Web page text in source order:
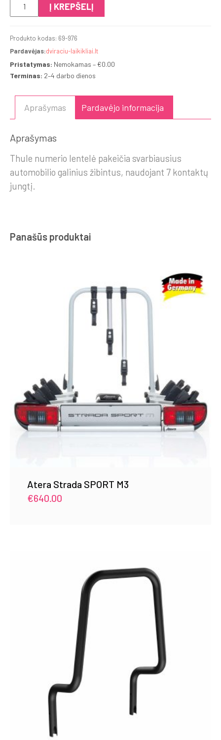
kiekis:
numerio
lentelė
Į KREPŠELĮ
Produkto kodas: 69-976
Pardavėjas:dviraciu-laikikliai.lt
Pristatymas: Nemokamas – €0.00
Terminas: 2–4 darbo dienos
Aprašymas Pardavėjo informacija
Aprašymas
Thule numerio lentelė pakeičia svarbiausius
automobilio galinius žibintus, naudojant 7 kontaktų
jungtį.
Panašūs produktai
Atera Strada SPORT M3
€640.00